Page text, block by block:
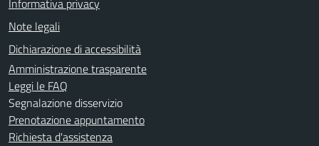
Note legali
Dichiarazione di accessibilità
Amministrazione trasparente
Leggi le FAQ
Segnalazione disservizio
Prenotazione appuntamento
Richiesta d'assistenza